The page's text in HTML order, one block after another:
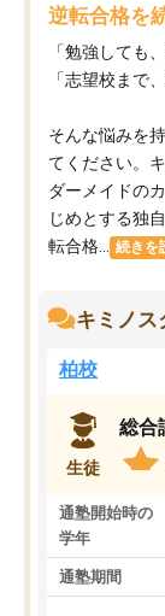
逆転合格を
「勉強しても
「志望校まで
そんな悩みを
てください。
ダーメイドの
じめとする独
転合格...
続きを
キミノス
柏校
生徒
総合
通塾開始時の
学年
通塾期間